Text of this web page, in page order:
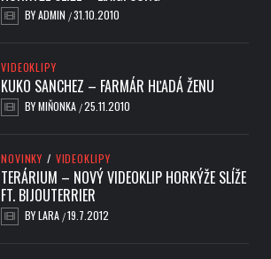
BYADMIN /31.10.2010
VIDEOKLIPY
KUKO SANCHEZ – FARMÁR HĽADÁ ŽENU
BYMIŇONKA /25.11.2010
NOVINKY / VIDEOKLIPY
TERÁRIUM – NOVÝ VIDEOKLIP HORKÝŽE SLÍŽE
FT. BIJOUTERRIER
BYLARA /19.7.2012